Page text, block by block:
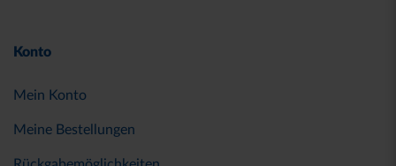
Konto
Mein Konto
Meine Bestellungen